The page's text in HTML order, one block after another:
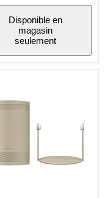
Disponible en
magasin
seulement